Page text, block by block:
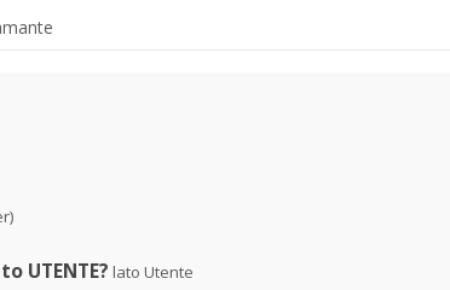
UTENTE? lato Utente